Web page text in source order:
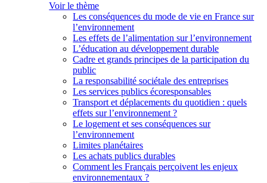
Voir le thème
Les conséquences du mode de vie en France sur
l’environnement
Les effets de l’alimentation sur l’environnement
L’éducation au développement durable
Cadre et grands principes de la participation du
public
La responsabilité sociétale des entreprises
Les services publics écoresponsables
Transport et déplacements du quotidien : quels
effets sur l’environnement ?
Le logement et ses conséquences sur
l’environnement
Limites planétaires
Les achats publics durables
Comment les Français perçoivent les enjeux
environnementaux ?